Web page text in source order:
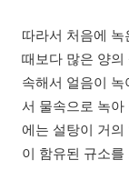
따라서 처음에
때보다 많은 양의
속해서 얼음이 녹
서 물속으로 녹아
에는 설탕이 거
이 함유된 규소를